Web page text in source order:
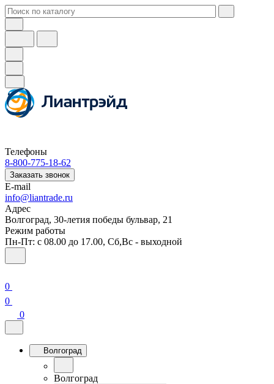
Телефоны
8-800-775-18-62
Заказать звонок
E-mail
info@liantrade.ru
Адрес
Волгоград, 30-летия победы бульвар, 21
Режим работы
Пн-Пт: c 08.00 до 17.00, Cб,Вс - выходной
0
0
0
Волгоград
Волгоград